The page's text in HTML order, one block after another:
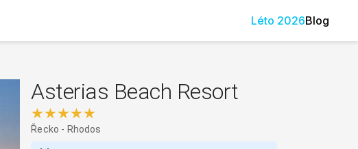
Léto 2026Blog
Asterias Beach Resort
★★★★★
Řecko - Rhodos